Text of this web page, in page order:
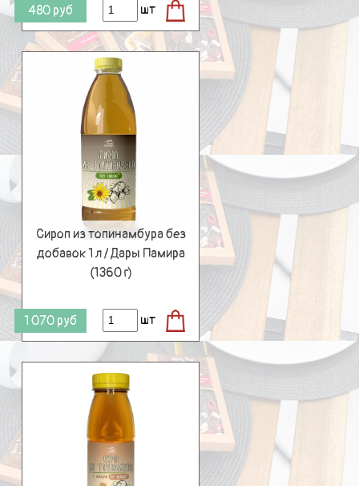
480 руб шт
Сироп из топинамбура без
добавок 1 л / Дары Памира
(1360 г)
1 070 руб шт